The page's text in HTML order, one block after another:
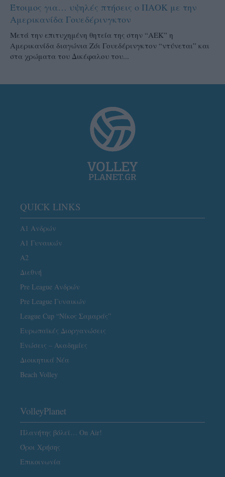
Έτοιμος για… υψηλές πτήσεις ο ΠΑΟΚ με την
Αμερικανίδα Γουεδέρινγκτον
Μετά την επιτυχημένη θητεία της στην “ΑΕΚ” η
Αμερικανίδα διαγώνια Ζόι Γουεδέρινγκτον “ντύνεται” και
στα χρώματα του Δικέφαλου του...
QUICK LINKS
Α1 Ανδρών
Α1 Γυναικών
A2
Διεθνή
Pre League Ανδρών
Pre League Γυναικών
League Cup “Νίκος Σαμαράς”
Ευρωπαϊκές Διοργανώσεις
Ενώσεις – Ακαδημίες
Διοικητικά Νέα
Beach Volley
VolleyPlanet
Πλανήτης βόλεϊ… On Air!
Όροι Χρήσης
Επικοινωνία